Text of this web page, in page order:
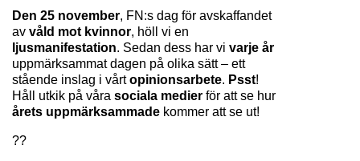
Den 25 november, FN:s dag för avskaffandet
av våld mot kvinnor
ljusmanifestation. Sedan dess har vi
uppmärksammat dagen på olika sätt – ett
stående inslag i vårt opinionsarbete. Psst!
Håll utkik på våra sociala medier
årets uppmärksammade kommer att se ut!
??